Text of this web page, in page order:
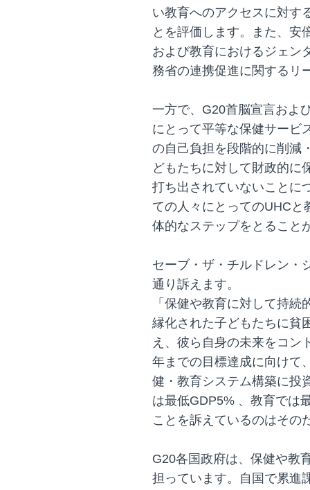
い教育へのアクセスに対す
とを評価します。また、安
および教育におけるジェン
務省の連携促進に関するリ
一方で、G20首脳宣言およ
にとって平等な保健サービ
の自己負担を段階的に削減
どもたちに対して財政的に
打ち出されていないことに
ての人々にとってのUHC
体的なステップをとること
セーブ・ザ・チルドレン・
通り訴えます。
「保健や教育に対して持
縁化された子どもたちに貧
え、彼ら自身の未来をコン
年までの目標達成に向けて
健・教育システム構築に投
は最低GDP5% 、教育では
ことを訴えているのはその
G20各国政府は、保健や教
担っています。自国で累進